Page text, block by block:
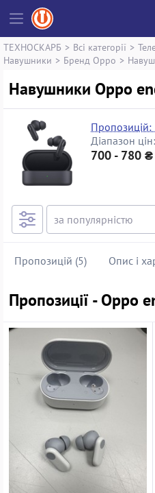
ТЕХНОСКАРБ > Всі категорії >
Навушники > Бренд Oppo >
Навушники Oppo
Пропозицій:
Діапазон цін:
700 - 780 ₴
Пропозицій (5) Опис і
Пропозиції - Oppo